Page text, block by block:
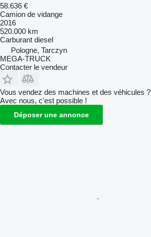
58.636 €
Camion de vidange
2016
520.000 km
Carburant diesel
Pologne, Tarczyn
MEGA-TRUCK
Contacter le vendeur
Vous vendez des machines et des véhicules ?
Avec nous, c'est possible !
Déposer une annonce